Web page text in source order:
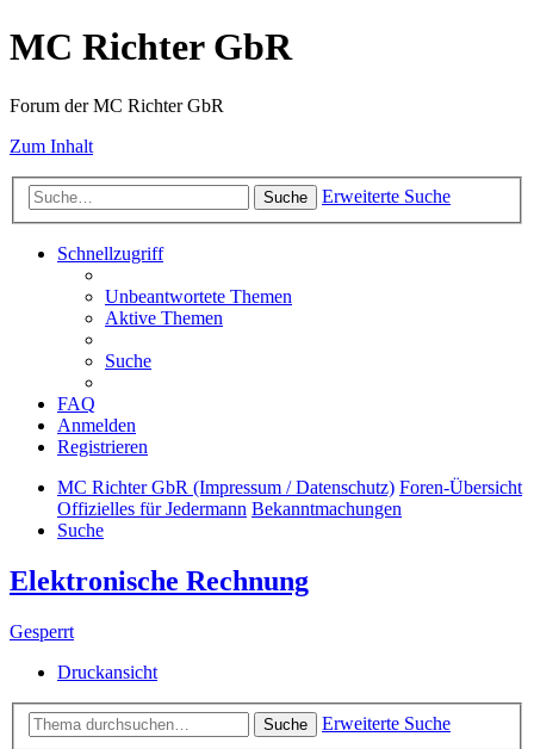
MC Richter GbR
Forum der MC Richter GbR
Zum Inhalt
Suche Erweiterte Suche
Schnellzugriff
Unbeantwortete Themen
Aktive Themen
Suche
FAQ
Anmelden
Registrieren
MC Richter GbR (Impressum / Datenschutz) Foren-Übersicht
Offizielles für Jedermann Bekanntmachungen
Suche
Elektronische Rechnung
Gesperrt
Druckansicht
Suche
Erweiterte Suche